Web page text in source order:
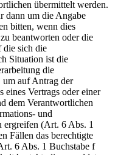
übermittelt werden.
dann um die Angabe
bitten, wenn dies
beantworten oder die
die sich die
Situation ist die
die
auf Antrag der
eines Vertrags oder einer
dem Verantwortlichen
und
ergreifen (Art. 6 Abs. 1
Fällen das berechtigte
6 Abs. 1 Buchstabe f